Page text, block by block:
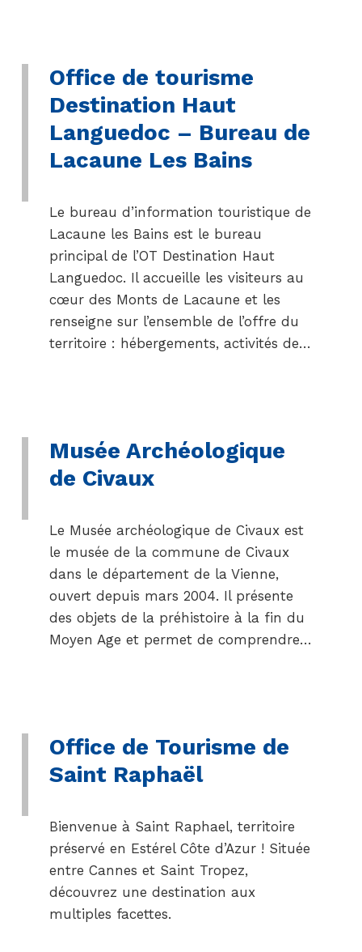
Office de tourisme
Destination Haut
Languedoc – Bureau de
Lacaune Les Bains
Le bureau d’information touristique de
Lacaune les Bains est le bureau
principal de l’OT Destination Haut
Languedoc. Il accueille les visiteurs au
cœur des Monts de Lacaune et les
renseigne sur l’ensemble de l’offre du
territoire : hébergements, activités de…
Musée Archéologique
de Civaux
Le Musée archéologique de Civaux est
le musée de la commune de Civaux
dans le département de la Vienne,
ouvert depuis mars 2004. Il présente
des objets de la préhistoire à la fin du
Moyen Age et permet de comprendre…
Office de Tourisme de
Saint Raphaël
Bienvenue à Saint Raphael, territoire
préservé en Estérel Côte d’Azur ! Située
entre Cannes et Saint Tropez,
découvrez une destination aux
multiples facettes.